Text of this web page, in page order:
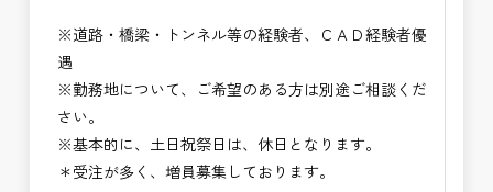
■発注者支援業務＜希望する業務をお選びくださ
い。＞
・＜急募＞工事監督支援業務
・＜急募＞資料作成業務
・NEXCO（ネクスコ）施工管理
・NEXCO（ネクスコ）点検業務
※道路・橋梁・トンネル等の経験者、ＣＡＤ経験者優
遇
※勤務地について、ご希望のある方は別途ご相談くだ
さい。
※基本的に、土日祝祭日は、休日となります。
＊受注が多く、増員募集しております。